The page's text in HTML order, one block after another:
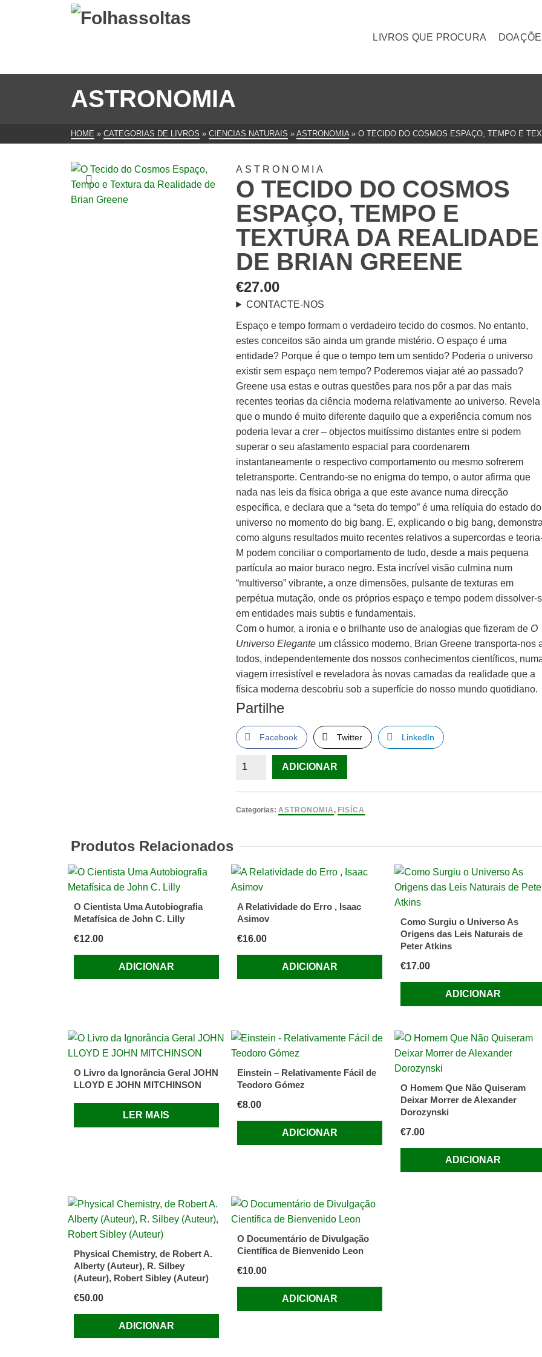
LIVROS QUE PROCURA
ASTRONOMIA
HOME » CATEGORIAS DE LIVROS » CIENCIAS NATURAIS » ASTRONOMIA » O TECIDO DO COSMOS ESPAÇO, TEMPO E
ASTRONOMIA
O TECIDO DO COSMOS
ESPAÇO, TEMPO E
TEXTURA DA REALIDADE
DE BRIAN GREENE
€27.00
CONTACTE-NOS
Espaço e tempo formam o verdadeiro tecido do cosmos. No entanto,
estes conceitos são ainda um grande mistério. O espaço é uma
entidade? Porque é que o tempo tem um sentido? Poderia o universo
existir sem espaço nem tempo? Poderemos viajar até ao passado?
Greene usa estas e outras questões para nos pôr a par das mais
recentes teorias da ciência moderna relativamente ao universo. Revela
que o mundo é muito diferente daquilo que a experiência comum nos
poderia levar a crer – objectos muitíssimo distantes entre si podem
superar o seu afastamento espacial para coordenarem
instantaneamente o respectivo comportamento ou mesmo sofrerem
teletransporte. Centrando-se no enigma do tempo, o autor afirma que
nada nas leis da física obriga a que este avance numa direcção
específica, e declara que a “seta do tempo” é uma relíquia do estado do
universo no momento do big bang. E, explicando o big bang, demonstra
como alguns resultados muito recentes relativos a supercordas e
M podem conciliar o comportamento de tudo, desde a mais pequena
partícula ao maior buraco negro. Esta incrível visão culmina num
“multiverso” vibrante, a onze dimensões, pulsante de texturas em
perpétua mutação, onde os próprios espaço e tempo podem dissolver-
em entidades mais subtis e fundamentais.
Com o humor, a ironia e o brilhante uso de analogias que fizeram de O
Universo Elegante um clássico moderno, Brian Greene transporta-nos
todos, independentemente dos nossos conhecimentos científicos,
viagem irresistível e reveladora às novas camadas da realidade que a
física moderna descobriu sob a superfície do nosso mundo quotidiano.
Partilhe
Facebook Twitter LinkedIn
Quantidade
Tecido
Tempo
e
da
de
ADICIONAR
Categorias:ASTRONOMIA , FISÍCA
Produtos Relacionados
O Cientista Uma Autobiografia
Metafísica de John C. Lilly
€12.00
ADICIONAR
A Relatividade do Erro , Isaac
Asimov
€16.00
ADICIONAR
Como Surgiu o Universo As
Origens das Leis Naturais de
Peter Atkins
€17.00
ADICIONAR
O Livro da Ignorância Geral JOHN
LLOYD E JOHN MITCHINSON
LER MAIS
Einstein – Relativamente Fácil de
Teodoro Gómez
€8.00
ADICIONAR
O Homem Que Não Quiseram
Deixar Morrer de Alexander
Dorozynski
€7.00
ADICIONAR
Physical Chemistry, de Robert A.
Alberty (Auteur), R. Silbey
(Auteur), Robert Sibley (Auteur)
€50.00
ADICIONAR
O Documentário de Divulgação
Científica de Bienvenido Leon
€10.00
ADICIONAR